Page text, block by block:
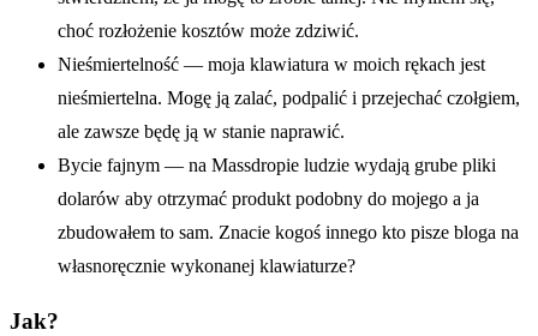
choć rozłożenie kosztów może zdziwić.
Nieśmiertelność — moja klawiatura w moich rękach jest
nieśmiertelna. Mogę ją zalać, podpalić i przejechać czołgiem,
ale zawsze będę ją w stanie naprawić.
Bycie fajnym — na Massdropie ludzie wydają grube pliki
dolarów aby otrzymać produkt podobny do mojego a ja
zbudowałem to sam. Znacie kogoś innego kto pisze bloga na
własnoręcznie wykonanej klawiaturze?
Jak?